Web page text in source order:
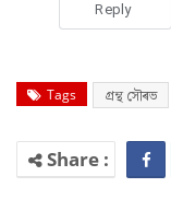
Reply
Tags গ্ৰন্থ স‍ৌৰভ